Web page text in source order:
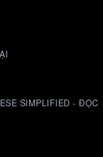
SIMPLIFIED - ĐỌC